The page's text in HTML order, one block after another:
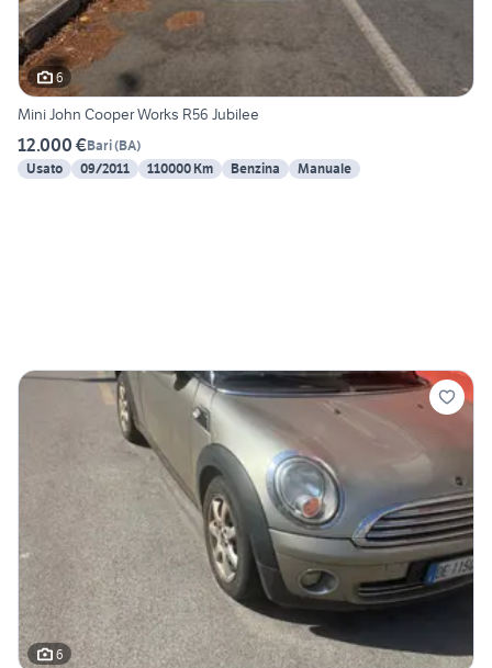
6
Mini John Cooper Works R56 Jubilee
12.000 €Bari(BA)
Usato
09/2011 110000 Km Benzina Manuale
6